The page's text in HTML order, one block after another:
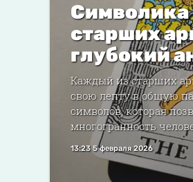
Символика
старших
глубокий
Каждый из старших
свою лепту в общую
символов, которая
многогранность
13:23 5 февраля 2026